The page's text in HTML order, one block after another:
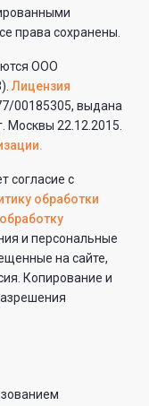
права сохранены.
ООО
Лицензия
00185305, выдана
Москвы 22.12.2015.
согласие с
обработки
и персональные
на сайте,
Копирование и